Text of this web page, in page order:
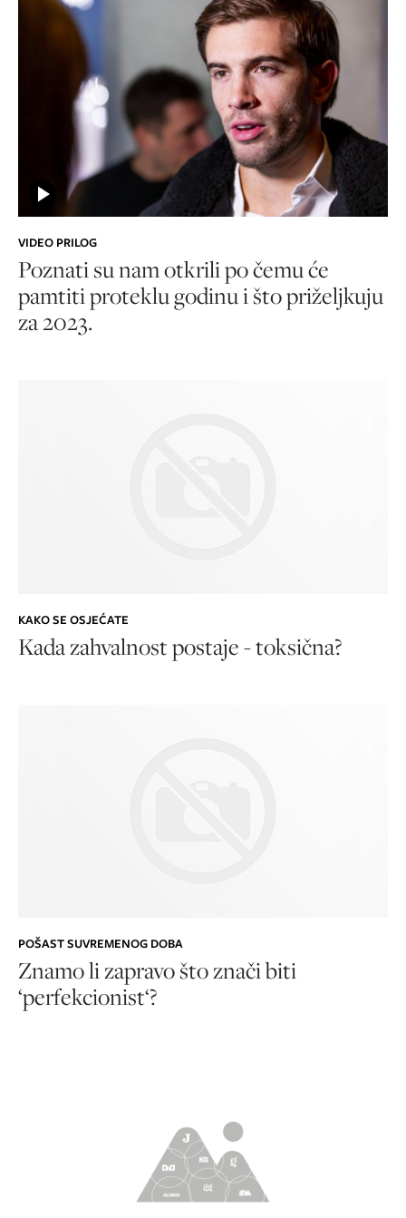
VIDEO PRILOG
Poznati su nam otkrili po čemu će
pamtiti proteklu godinu i što priželjkuju
za 2023.
KAKO SE OSJEĆATE
Kada zahvalnost postaje - toksična?
POŠAST SUVREMENOG DOBA
Znamo li zapravo što znači biti
‘perfekcionist‘?